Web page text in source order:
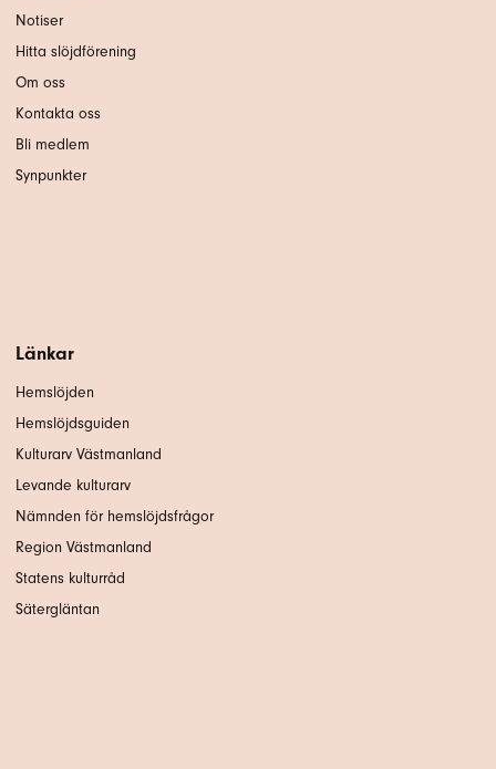
Notiser
Hitta slöjdförening
Om oss
Kontakta oss
Bli medlem
Synpunkter
Länkar
Hemslöjden
Hemslöjdsguiden
Kulturarv Västmanland
Levande kulturarv
Nämnden för hemslöjdsfrågor
Region Västmanland
Statens kulturråd
Sätergläntan